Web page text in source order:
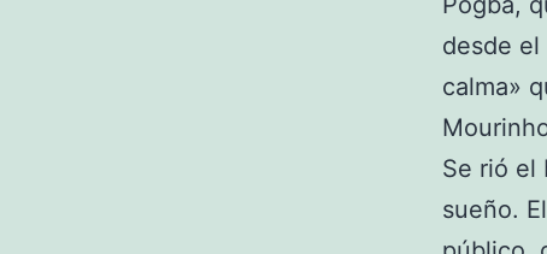
desde el
calma»
Se rió el
sueño.